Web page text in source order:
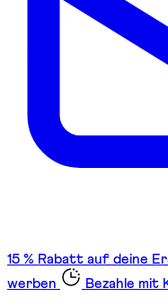
15 % Rabatt auf deine
werben
Bezahle mit